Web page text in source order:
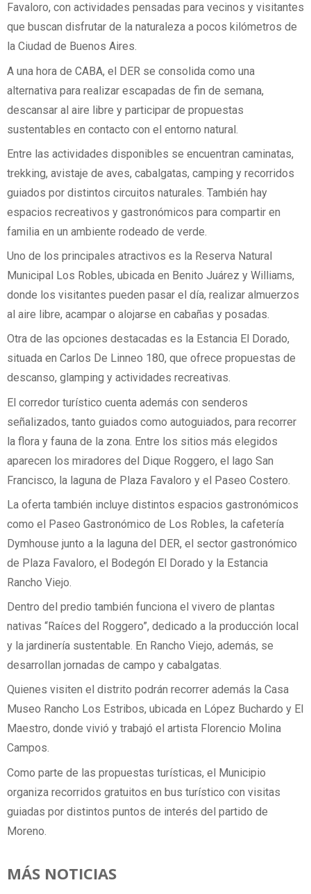
Favaloro, con actividades pensadas para vecinos y visitantes
que buscan disfrutar de la naturaleza a pocos kilómetros de
la Ciudad de Buenos Aires.
A una hora de CABA, el DER se consolida como una
alternativa para realizar escapadas de fin de semana,
descansar al aire libre y participar de propuestas
sustentables en contacto con el entorno natural.
Entre las actividades disponibles se encuentran caminatas,
trekking, avistaje de aves, cabalgatas, camping y recorridos
guiados por distintos circuitos naturales. También hay
espacios recreativos y gastronómicos para compartir en
familia en un ambiente rodeado de verde.
Uno de los principales atractivos es la Reserva Natural
Municipal Los Robles, ubicada en Benito Juárez y Williams,
donde los visitantes pueden pasar el día, realizar almuerzos
al aire libre, acampar o alojarse en cabañas y posadas.
Otra de las opciones destacadas es la Estancia El Dorado,
situada en Carlos De Linneo 180, que ofrece propuestas de
descanso, glamping y actividades recreativas.
El corredor turístico cuenta además con senderos
señalizados, tanto guiados como autoguiados, para recorrer
la flora y fauna de la zona. Entre los sitios más elegidos
aparecen los miradores del Dique Roggero, el lago San
Francisco, la laguna de Plaza Favaloro y el Paseo Costero.
La oferta también incluye distintos espacios gastronómicos
como el Paseo Gastronómico de Los Robles, la cafetería
Dymhouse junto a la laguna del DER, el sector gastronómico
de Plaza Favaloro, el Bodegón El Dorado y la Estancia
Rancho Viejo.
Dentro del predio también funciona el vivero de plantas
nativas “Raíces del Roggero”, dedicado a la producción local
y la jardinería sustentable. En Rancho Viejo, además, se
desarrollan jornadas de campo y cabalgatas.
Quienes visiten el distrito podrán recorrer además la Casa
Museo Rancho Los Estribos, ubicada en López Buchardo y El
Maestro, donde vivió y trabajó el artista Florencio Molina
Campos.
Como parte de las propuestas turísticas, el Municipio
organiza recorridos gratuitos en bus turístico con visitas
guiadas por distintos puntos de interés del partido de
Moreno.
MÁS NOTICIAS